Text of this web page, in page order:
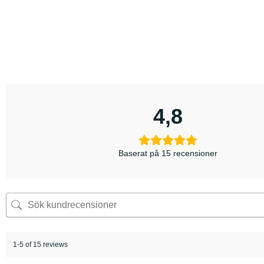
4,8
Baserat på 15 recensioner
1-5 of 15 reviews